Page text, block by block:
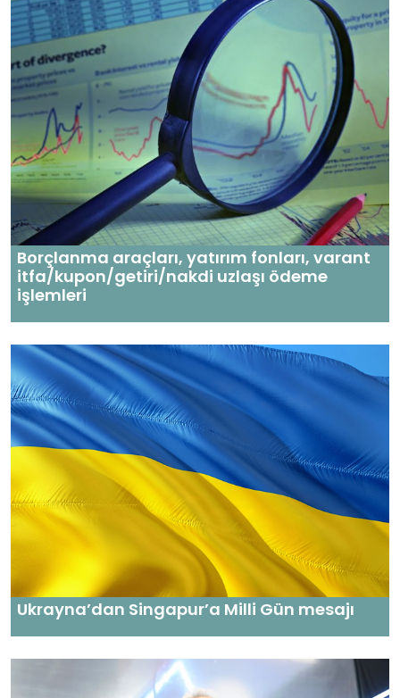
Borçlanma araçları, yatırım fonları, varant
itfa/kupon/getiri/nakdi uzlaşı ödeme
işlemleri
Ukrayna’dan Singapur’a Milli Gün mesajı